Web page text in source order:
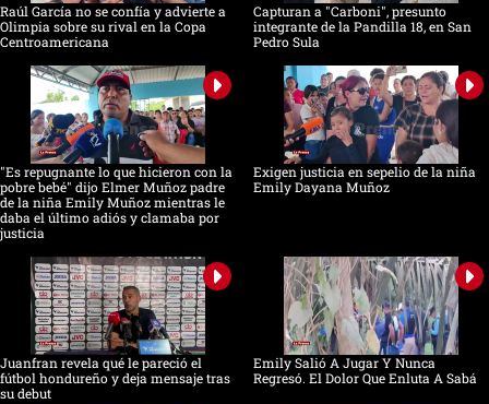
Raúl García no se confía y advierte a
Olimpia sobre su rival en la Copa
Centroamericana
Capturan a "Carboni", presunto
integrante de la Pandilla 18, en San
Pedro Sula
"Es repugnante lo que hicieron con la
pobre bebé" dijo Elmer Muñoz padre
de la niña Emily Muñoz mientras le
daba el último adiós y clamaba por
justicia
Exigen justicia en sepelio de la niña
Emily Dayana Muñoz
Juanfran revela qué le pareció el
fútbol hondureño y deja mensaje tras
su debut
Emily Salió A Jugar Y Nunca
Regresó. El Dolor Que Enluta A Sabá